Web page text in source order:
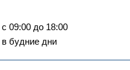
с 09:00 до 18:00
в будние дни